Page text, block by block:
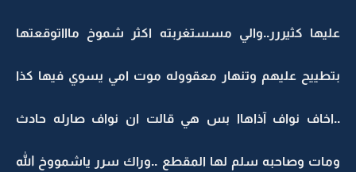
عليها كثيررر..والي مسستغربته اكثر شموخ ماااتوقعتها
بتطييح عليهم وتنهار معقووله موت امي يسوي فيها كذا
..اخاف نواف آذاهاا بس هي قالت ان نواف صارله حادث
ومات وصاحبه سلم لها المقطع ..وراك سرر ياشمووخ الله